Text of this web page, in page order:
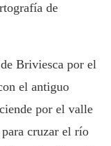
de
Briviesca por el
el antiguo
por el valle
cruzar el río